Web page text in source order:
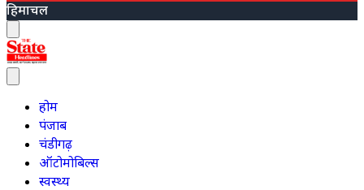
हिमाचल
होम
पंजाब
चंडीगढ़
ऑटोमोबिल्स
स्वस्थ्य